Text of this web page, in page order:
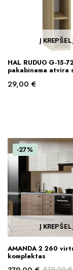
Į
HAL RUDUO G-15-72
pakabinama atvira
29,00 €
-27%
Į
AMANDA 2 260
komplektas